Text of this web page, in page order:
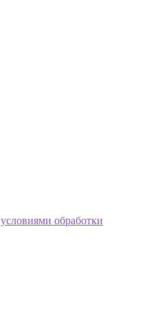
условиями обработки